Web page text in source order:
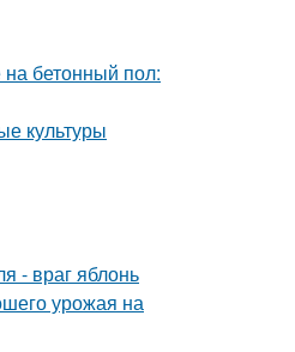
бетонный пол:
культуры
- враг яблонь
урожая на